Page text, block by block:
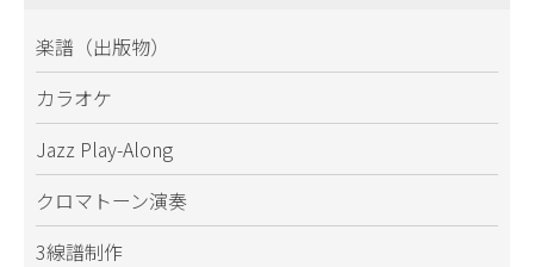
楽譜（出版物）
カラオケ
Jazz Play-Along
クロマトーン演奏
3線譜制作